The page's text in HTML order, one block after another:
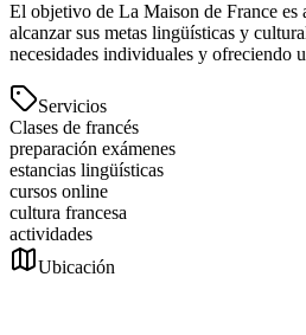
El objetivo de La Maison de France es
alcanzar sus metas lingüísticas y
necesidades individuales y ofreciendo
Servicios
Clases de francés
preparación exámenes
estancias lingüísticas
cursos online
cultura francesa
actividades
Ubicación